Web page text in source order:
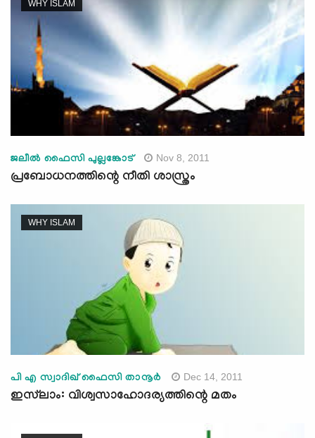
WHY ISLAM
ജലീല്‍ ഫൈസി പുല്ലങ്കോട് Nov 8, 2011
പ്രബോധനത്തിന്റെ നീതി ശാസ്ത്രം
WHY ISLAM
പി എ സ്വാദിഖ് ഫൈസി താനൂര്‍ Dec 14, 2011
ഇസ്‌ലാം: വിശ്വസാഹോദര്യത്തിന്റെ മതം